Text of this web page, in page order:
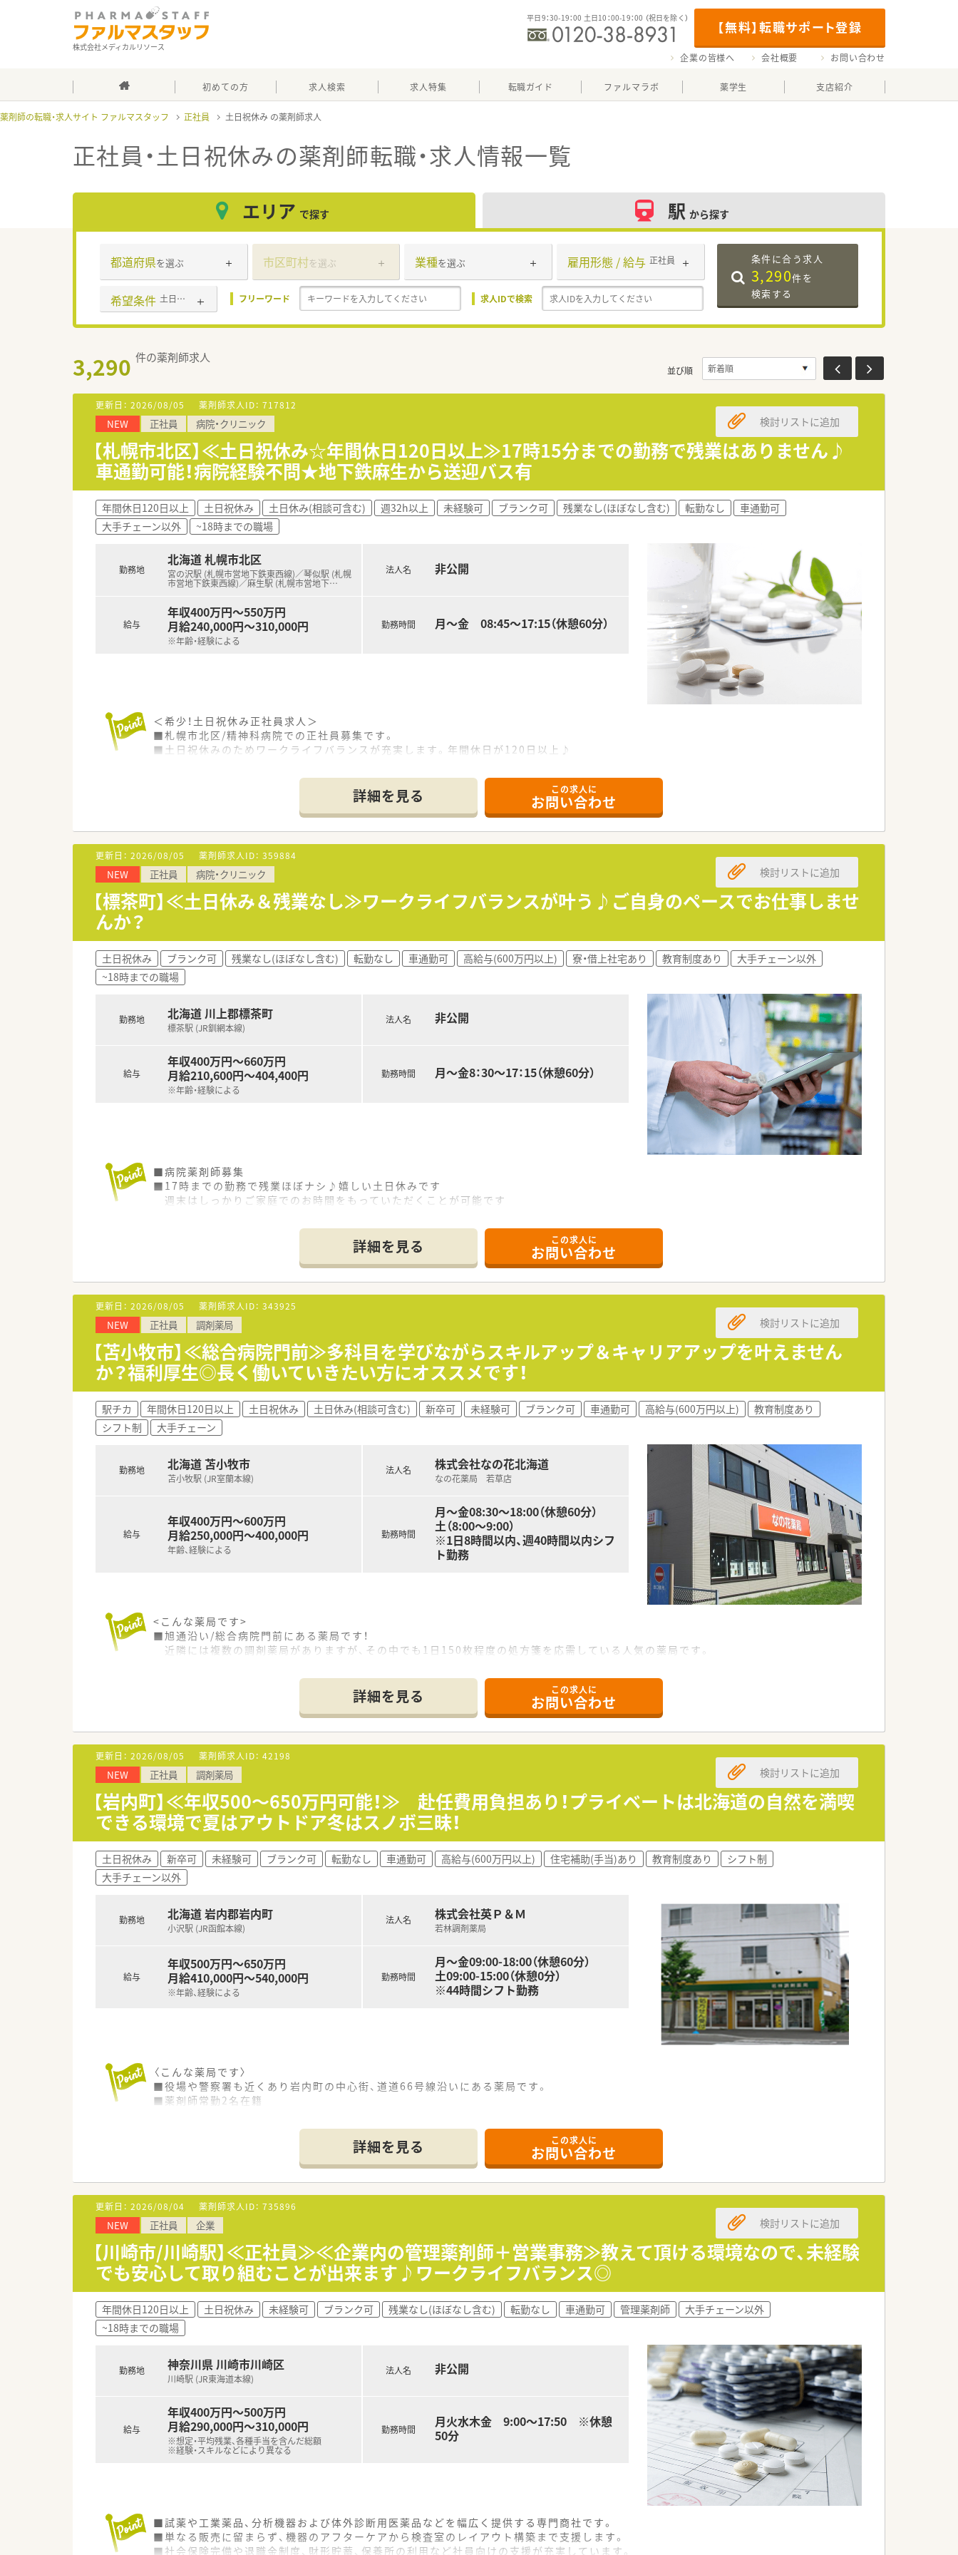
株式会社メディカルリソース
【無料】転職サポート登録
平日9：30-19：00 土日10：00-19：00 （祝日を除く）
企業の皆様へ 会社概要 お問い合わせ
初めての方 求人検索 求人特集 転職ガイド ファルマラボ 薬学生 支店紹介
薬剤師の転職・求人サイト ファルマスタッフ 正社員 土日祝休み
正社員・土日祝休みの薬剤師転職・求人情報一覧
エリア で探す 駅 から探す
都道府県を選ぶ 市区町村を選ぶ 業種を選ぶ 雇用形態 / 給与 正社員
希望条件 土日祝休み フリーワード 求人IDで検索
条件に合う求人
3,290件を
検索する
3,290 件の薬剤師求人
並び順
更新日： 2026/08/05 薬剤師求人ID： 717812
NEW 正社員 病院・クリニック
【札幌市北区】≪土日祝休み☆年間休日120日以上≫17時15分までの勤務で残業はありません♪
車通勤可能！病院経験不問★地下鉄麻生から送迎バス有
検討リストに追加
年間休日120日以上 土日祝休み 土日休み(相談可含む) 週32h以上 未経験可 ブランク可 残業なし(ほぼなし含む) 転勤なし
車通勤可
大手チェーン以外
~18時までの職場
勤務地
北海道 札幌市北区
宮の沢駅 (札幌市営地下鉄東西線)／琴似駅 (札幌
市営地下鉄東西線)／麻生駅 (札幌市営地下…
給与
年収400万円～550万円
月給240,000円～310,000円
※年齢・経験による
法人名 非公開
勤務時間 月～金 08:45〜17:15（休憩60分）
＜希少！土日祝休み正社員求人＞
■札幌市北区/精神科病院での正社員募集です。
■土日祝休みのためワークライフバランスが充実します。年間休日が120日以上♪
■賞与は年2回支給され、昨年度実績は4.6ヶ月分と安定した待遇です。
■住宅手当や退職金制度が整備されており、長期的な安心感があります。
■車通勤が可能で、無料駐車場が完備されているため通勤も便利です。（無料送迎バスもあ地下鉄麻生駅から出ています）
＜こんな病院です＞
■札幌市北区にある精神科病院です。
栄養指導や、運動療法を積極的に行っています。
気分障害（「うつ」や「躁」）、神経症、統合失調症、認知症の精神疾患を広く診察しているほか睡眠障害やスポーツメンタルについては
専門外来で診療を行っています。
■オーダリングシステム導入済み。業務効率も良く仕事がしやすい環境。
詳細を見る この求人に
お問い合わせ
更新日： 2026/08/05 薬剤師求人ID： 359884
NEW 正社員 病院・クリニック
【標茶町】≪土日休み＆残業なし≫ワークライフバランスが叶う♪ご自身のペースでお仕事しませ
んか？
検討リストに追加
土日祝休み ブランク可 残業なし(ほぼなし含む) 転勤なし 車通勤可 高給与(600万円以上) 寮・借上社宅あり 教育制度あり
大手チェーン以外
~18時までの職場
勤務地 北海道 川上郡標茶町
標茶駅 (JR釧網本線)
給与
年収400万円～660万円
月給210,600円～404,400円
※年齢・経験による
法人名 非公開
勤務時間 月～金8：30～17：15（休憩60分）
■病院薬剤師募集
■17時までの勤務で残業ほぼナシ♪嬉しい土日休みです
週末はしっかりご家庭でのお時間をもっていただくことが可能です
■自然あふれる町で子育て世代にも最適な環境です
社宅のご用意もありますので遠方からお越しの方も安心です
■年収査定は経験年数に応じてアップします！お気軽にご相談ください
詳細を見る この求人に
お問い合わせ
更新日： 2026/08/05 薬剤師求人ID： 343925
NEW 正社員 調剤薬局
【苫小牧市】≪総合病院門前≫多科目を学びながらスキルアップ＆キャリアアップを叶えません
か？福利厚生◎長く働いていきたい方にオススメです！
検討リストに追加
駅チカ 年間休日120日以上 土日祝休み 土日休み(相談可含む) 新卒可 未経験可 ブランク可 車通勤可 高給与(600万円以上)
教育制度あり
シフト制
大手チェーン
勤務地 北海道 苫小牧市
苫小牧駅 (JR室蘭本線)
給与
年収400万円～600万円
月給250,000円～400,000円
年齢、経験による
法人名 株式会社なの花北海道
なの花薬局 若草店
勤務時間
月～金08:30～18:00（休憩60分）
土（8:00～9:00）
※1日8時間以内、週40時間以内シフ
ト勤務
<こんな薬局です>
■旭通沿い/総合病院門前にある薬局です！
近隣には複数の調剤薬局がありますが、その中でも1日150枚程度の処方箋を応需している人気の薬局です。
■経験の浅い方から着実に成長できる教育体制があるので将来的なキャリアアップを叶えたい方にもオススメの会社です。
■苫小牧エリア限定でお考えの方もお気軽にお問合せください。
■スキルアップや生活の質を高める各種手当をはじめ、子育て支援などライフステージに合わせたサポート制度、文化・スポーツ活動支
援まで、福利厚生も充実しています。
■産前産後休暇、育児休暇取得実績/育児短時間勤務制度が利用できます。
■新卒の方から管理職希望の方まで、レベルに合わせた研修制度を完備。
キャリアアップ派、スキルアップ派の方にも活躍していただけます。
■電子薬歴、分包機、監査システム導入済みで業務環境も整っています。
■全国に437店舗（2022年5月31日現在）を展開する大手チェーン薬局です。
北海道内124店舗 希望にあわせて3つの勤務区分から勤務スタイルを選ぶことができます。
転居を伴う異動がないので、苫小牧エリアでの定住をお考えの方にとっても安心して長くご就業いただけます。
詳細を見る この求人に
お問い合わせ
更新日： 2026/08/05 薬剤師求人ID： 42198
NEW 正社員 調剤薬局
【岩内町】≪年収500～650万円可能！≫ 赴任費用負担あり！プライベートは北海道の自然を満喫
できる環境で夏はアウトドア冬はスノボ三昧！
検討リストに追加
土日祝休み 新卒可 未経験可 ブランク可 転勤なし 車通勤可 高給与(600万円以上) 住宅補助(手当)あり 教育制度あり
シフト制
大手チェーン以外
勤務地 北海道 岩内郡岩内町
小沢駅 (JR函館本線)
給与
年収500万円～650万円
月給410,000円～540,000円
※年齢、経験による
法人名 株式会社英Ｐ＆Ｍ
若林調剤薬局
勤務時間
月～金09:00-18:00（休憩60分）
土09:00-15:00（休憩0分）
※44時間シフト勤務
〈こんな薬局です〉
■役場や警察署も近くあり岩内町の中心街、道道66号線沿いにある薬局です。
■薬剤師常勤2名在籍
■土曜日は隔週で休みなので、週末の連休も可能です
■社内勉強会も積極的に行っており、スキルアップをしっかりサポートしています。
〈憧れの北海道で働いてみたい方もご注目ください！〉
■世界から注目の人気リゾート地「ニセコ」へは車40分程で、北海道の大自然も満喫できる環境です！
■住宅代半額、引越費用全額会社負担あるのも 嬉しいポイントです！
〈企業紹介〉
■地域の皆さまに信頼される薬局をめざし、患者様目線にたった気配りを心がけています。
■引越費用・社宅50％会社負担があります！
北海道外からお越しの方も、是非ご検討ください
■地域に根ざした薬局を展開していますので、転居を伴う異動がありません。
腰を落ち着けてお仕事を続けたい方におすすめです
■調剤経験のない方やブランクのある方もご相談可能です！ご応募お待ちしております
詳細を見る この求人に
お問い合わせ
更新日： 2026/08/04 薬剤師求人ID： 735896
NEW 正社員 企業
【川崎市/川崎駅】≪正社員≫≪企業内の管理薬剤師＋営業事務≫教えて頂ける環境なので、未経験
でも安心して取り組むことが出来ます♪ワークライフバランス◎
検討リストに追加
年間休日120日以上 土日祝休み 未経験可 ブランク可 残業なし(ほぼなし含む) 転勤なし 車通勤可 管理薬剤師
大手チェーン以外
~18時までの職場
勤務地 神奈川県 川崎市川崎区
川崎駅 (JR東海道本線)
給与
年収400万円～500万円
月給290,000円～310,000円
※想定・平均残業、各種手当を含んだ総額
※経験・スキルなどにより異なる
法人名 非公開
勤務時間
月火水木金 9:00～17:50 ※休憩
50分
■試薬や工業薬品、分析機器および体外診断用医薬品などを幅広く提供する専門商社です。
■単なる販売に留まらず、機器のアフターケアから検査室のレイアウト構築まで支援します。
■社会保険完備や退職金制度、財形貯蓄、保養所の利用など社員向けの支援が充実しています。